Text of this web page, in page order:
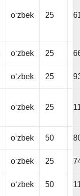
oʻzbek 25
oʻzbek 25
oʻzbek 25
oʻzbek 25
oʻzbek 50
oʻzbek 25
oʻzbek 50